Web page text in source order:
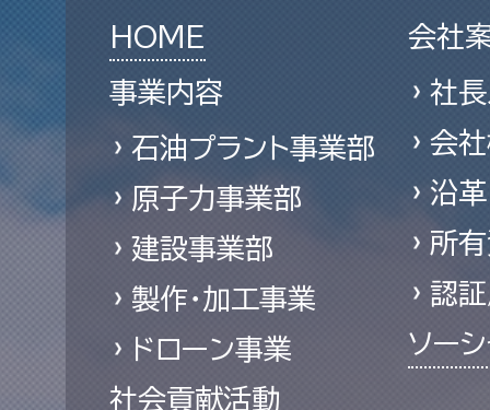
HOME
事業内容
石油プラント事業部
原子力事業部
建設事業部
製作・加工事業
ドローン事業
社会貢献活動
会社
社長
会
沿革
所
認
ソー